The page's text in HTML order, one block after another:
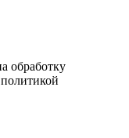
обработку